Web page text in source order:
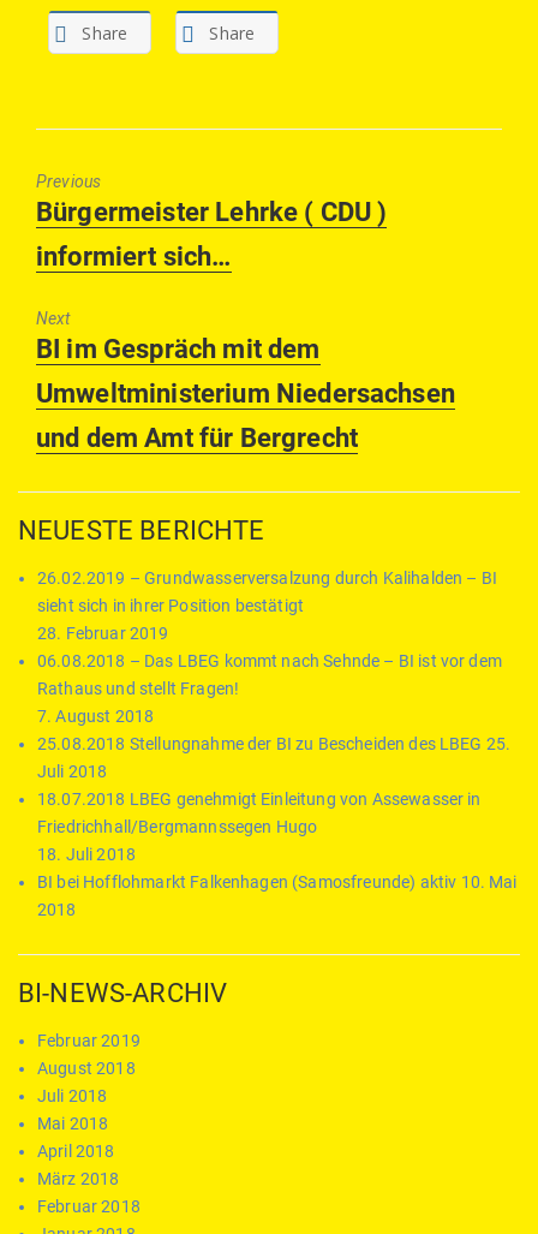
Share Share
Previous
Previous
Bürgermeister Lehrke ( CDU )
informiert sich…
Next
Next
BI im Gespräch mit dem
Umweltministerium Niedersachsen
und dem Amt für Bergrecht
NEUESTE BERICHTE
26.02.2019 – Grundwasserversalzung durch Kalihalden – BI
sieht sich in ihrer Position bestätigt
28. Februar 2019
06.08.2018 – Das LBEG kommt nach Sehnde – BI ist vor dem
Rathaus und stellt Fragen!
7. August 2018
25.08.2018 Stellungnahme der BI zu Bescheiden des LBEG 25.
Juli 2018
18.07.2018 LBEG genehmigt Einleitung von Assewasser in
Friedrichhall/Bergmannssegen Hugo
18. Juli 2018
BI bei Hofflohmarkt Falkenhagen (Samosfreunde) aktiv 10. Mai
2018
BI-NEWS-ARCHIV
Februar 2019
August 2018
Juli 2018
Mai 2018
April 2018
März 2018
Februar 2018